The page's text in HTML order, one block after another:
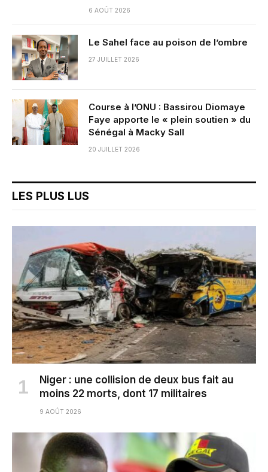
6 AOÛT 2026
Le Sahel face au poison de l’ombre
27 JUILLET 2026
Course à l’ONU : Bassirou Diomaye
Faye apporte le « plein soutien » du
Sénégal à Macky Sall
20 JUILLET 2026
LES PLUS LUS
Niger : une collision de deux bus fait au
moins 22 morts, dont 17 militaires
9 AOÛT 2026